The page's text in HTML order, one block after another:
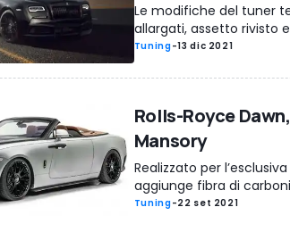
Le modifiche del tuner
allargati, assetto rivisto
Tuning-13 dic 2021
Rolls-Royce
Mansory
Realizzato per
aggiunge fibra di
Tuning-22 set 2021